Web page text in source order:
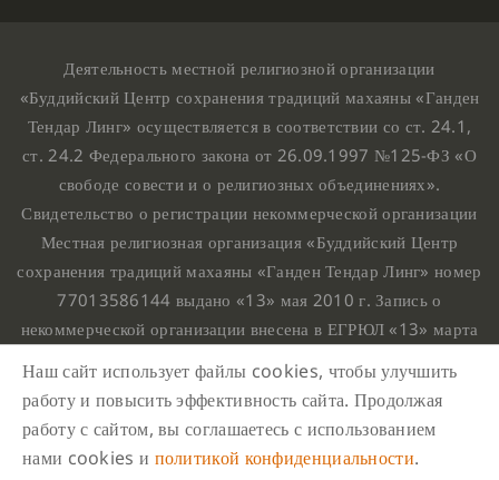
Деятельность местной религиозной организации
«Буддийский Центр сохранения традиций махаяны «Ганден
Тендар Линг» осуществляется в соответствии со ст. 24.1,
ст. 24.2 Федерального закона от 26.09.1997 №125-ФЗ «О
свободе совести и о религиозных объединениях».
Свидетельство о регистрации некоммерческой организации
Местная религиозная организация «Буддийский Центр
сохранения традиций махаяны «Ганден Тендар Линг» номер
77013586144 выдано «13» мая 2010 г. Запись о
некоммерческой организации внесена в ЕГРЮЛ «13» марта
номером 1107799015708.
Ганден Тендар Линг © 2020 Все права защищены
Наш адрес : г. Москва, Нахимовский проспект, 32. Этаж
10, каб.1023,
Наш сайт использует файлы cookies, чтобы улучшить
работу и повысить эффективность сайта. Продолжая
работу с сайтом, вы соглашаетесь с использованием
нами cookies и политикой конфиденциальности.